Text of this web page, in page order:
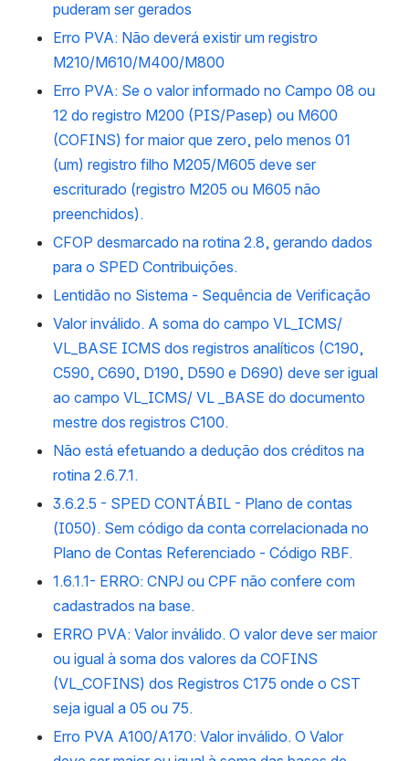
puderam ser gerados
Erro PVA: Não deverá existir um registro
M210/M610/M400/M800
Erro PVA: Se o valor informado no Campo 08 ou
12 do registro M200 (PIS/Pasep) ou M600
(COFINS) for maior que zero, pelo menos 01
(um) registro filho M205/M605 deve ser
escriturado (registro M205 ou M605 não
preenchidos).
CFOP desmarcado na rotina 2.8, gerando dados
para o SPED Contribuições.
Lentidão no Sistema - Sequência de Verificação
Valor inválido. A soma do campo VL_ICMS/
VL_BASE ICMS dos registros analíticos (C190,
C590, C690, D190, D590 e D690) deve ser igual
ao campo VL_ICMS/ VL _BASE do documento
mestre dos registros C100.
Não está efetuando a dedução dos créditos na
rotina 2.6.7.1.
3.6.2.5 - SPED CONTÁBIL - Plano de contas
(I050). Sem código da conta correlacionada no
Plano de Contas Referenciado - Código RBF.
1.6.1.1- ERRO: CNPJ ou CPF não confere com
cadastrados na base.
ERRO PVA: Valor inválido. O valor deve ser maior
ou igual à soma dos valores da COFINS
(VL_COFINS) dos Registros C175 onde o CST
seja igual a 05 ou 75.
Erro PVA A100/A170: Valor inválido. O Valor